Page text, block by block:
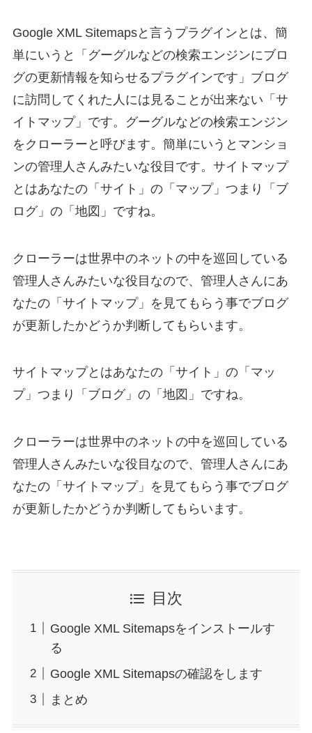
Google XML Sitemapsと言うプラグインとは、簡
単にいうと「グーグルなどの検索エンジンにブロ
グの更新情報を知らせるプラグインです」ブログ
に訪問してくれた人には見ることが出来ない「サ
イトマップ」です。グーグルなどの検索エンジン
をクローラーと呼びます。簡単にいうとマンショ
ンの管理人さんみたいな役目です。サイトマップ
とはあなたの「サイト」の「マップ」つまり「ブ
ログ」の「地図」ですね。
クローラーは世界中のネットの中を巡回している
管理人さんみたいな役目なので、管理人さんにあ
なたの「サイトマップ」を見てもらう事でブログ
が更新したかどうか判断してもらいます。
サイトマップとはあなたの「サイト」の「マッ
プ」つまり「ブログ」の「地図」ですね。
クローラーは世界中のネットの中を巡回している
管理人さんみたいな役目なので、管理人さんにあ
なたの「サイトマップ」を見てもらう事でブログ
が更新したかどうか判断してもらいます。
目次
Google XML Sitemapsをインストールす
る
Google XML Sitemapsの確認をします
まとめ